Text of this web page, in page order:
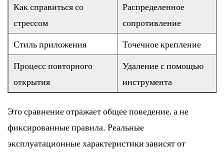
Как справиться со
стрессом
Распределенное
сопротивление
Стиль приложения
Точечное крепление
Процесс повторного
открытия
Удаление с помощью
инструмента
Это сравнение отражает общее поведение, а не
фиксированные правила. Реальные
эксплуатационные характеристики зависят от